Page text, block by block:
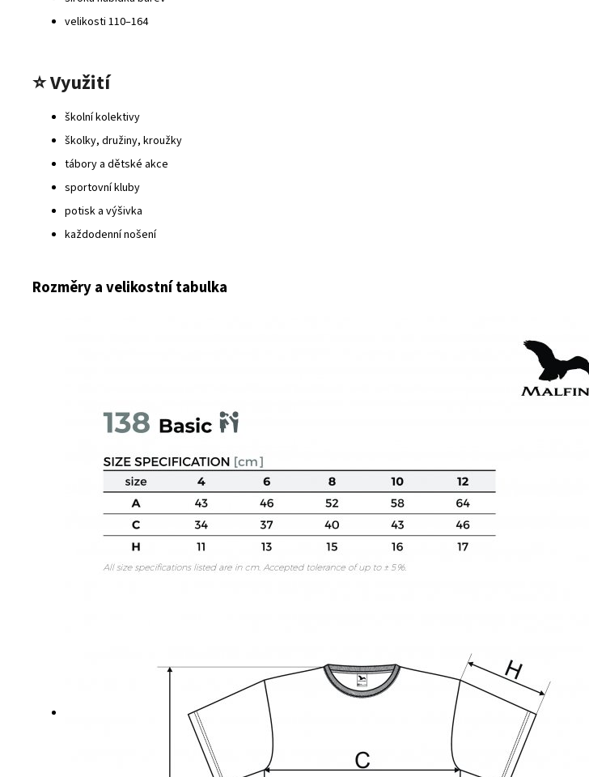
velikosti 110–164
⭐Využití
školní kolektivy
školky, družiny, kroužky
tábory a dětské akce
sportovní kluby
potisk a výšivka
každodenní nošení
Rozměry a velikostní tabulka